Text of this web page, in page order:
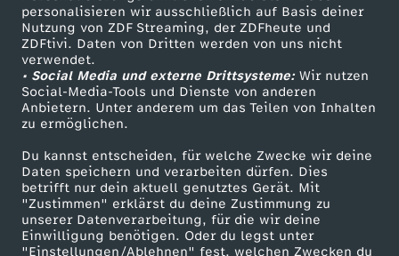
personalisieren wir ausschließlich auf Basis deiner
Nutzung von ZDF Streaming, der ZDFheute und
ZDFtivi. Daten von Dritten werden von uns nicht
verwendet.
• Social Media und externe Drittsysteme:Wir nutzen
Social-Media-Tools und Dienste von anderen
Anbietern. Unter anderem um das Teilen von Inhalten
zu ermöglichen.
Du kannst entscheiden, für welche Zwecke wir deine
Daten speichern und verarbeiten dürfen. Dies
betrifft nur dein aktuell genutztes Gerät. Mit
"Zustimmen" erklärst du deine Zustimmung zu
unserer Datenverarbeitung, für die wir deine
Einwilligung benötigen. Oder du legst unter
"Einstellungen/Ablehnen" fest, welchen Zwecken du
e
m
i
s
–
W
ZDF Unternehmen
Karriere
ZDF goes Schule
Werbefernsehen
Mainzelmännchen